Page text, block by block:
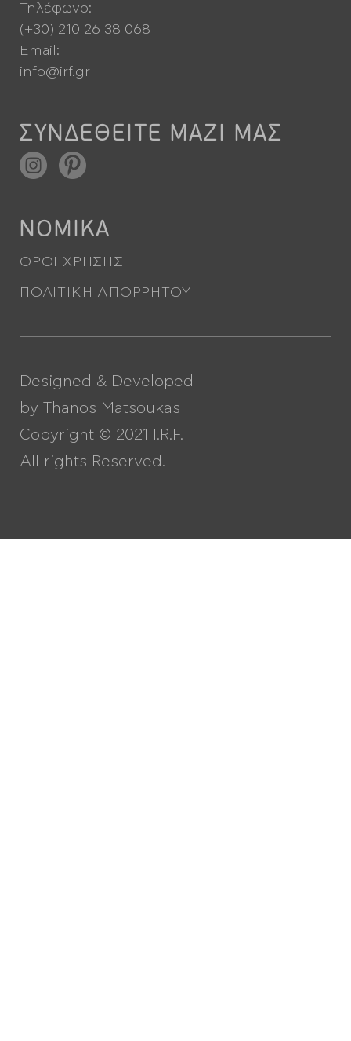
Τηλέφωνο:
(+30) 210 26 38 068
Email:
info@irf.gr
ΝΟΜΙΚΑ
ΌΡΟΙ ΧΡΉΣΗΣ
ΠΟΛΙΤΙΚΉ ΑΠΟΡΡΉΤΟΥ
ΣΥΝΔΕΘΕΙΤΕ ΜΑΖΙ ΜΑΣ
Designed & Developed
by Thanos Matsoukas
Copyright © 2021 I.R.F.
All rights Reserved.